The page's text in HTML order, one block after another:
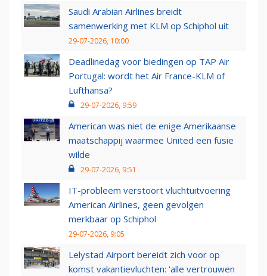
Saudi Arabian Airlines breidt
samenwerking met KLM op Schiphol uit
29-07-2026, 10:00
Deadlinedag voor biedingen op TAP Air
Portugal: wordt het Air France-KLM of
Lufthansa?
29-07-2026, 9:59
American was niet de enige Amerikaanse
maatschappij waarmee United een fusie
wilde
29-07-2026, 9:51
IT-probleem verstoort vluchtuitvoering
American Airlines, geen gevolgen
merkbaar op Schiphol
29-07-2026, 9:05
Lelystad Airport bereidt zich voor op
komst vakantievluchten: 'alle vertrouwen